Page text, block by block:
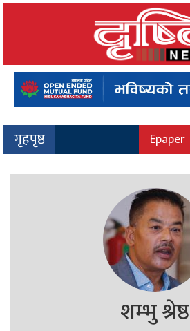
गृहपृष्ठ Epaper
शम्भु श्रेष्ठ